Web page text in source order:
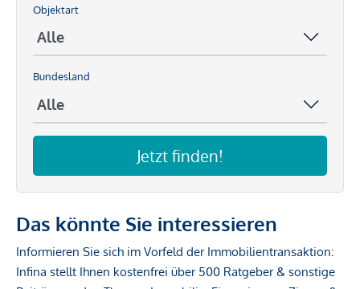
Objektart
Bundesland
Jetzt finden!
Das könnte Sie interessieren
Informieren Sie sich im Vorfeld der Immobilientransaktion:
Infina stellt Ihnen kostenfrei über 500 Ratgeber & sonstige